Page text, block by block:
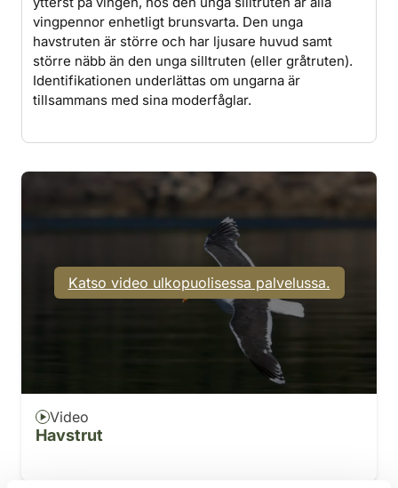
vingpennor enhetligt brunsvarta. Den unga
havstruten är större och har ljusare huvud samt
större näbb än den unga silltruten (eller gråtruten).
Identifikationen underlättas om ungarna är
tillsammans med sina moderfåglar.
Katso video ulkopuolisessa palvelussa.
Video
Havstrut